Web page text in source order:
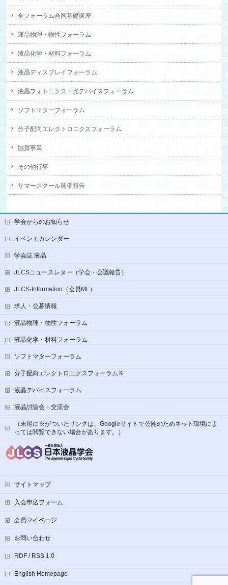
全フォーラム合同基礎講座
液晶物理・物性フォーラム
液晶化学・材料フォーラム
液晶ディスプレイフォーラム
液晶フォトニクス・光デバイスフォーラム
ソフトマターフォーラム
分子配向エレクトロニクスフォーラム
協賛事業
その他行事
サマースクール開催報告
学会からのお知らせ
イベントカレンダー
学会誌 液晶
JLCSニュースレター（学会・会議報告）
JLCS-Information（会員ML）
求人・公募情報
液晶物理・物性フォーラム
液晶化学・材料フォーラム
ソフトマターフォーラム
分子配向エレクトロニクスフォーラム※
液晶デバイスフォーラム
液晶討論会・交流会
（末尾に※がついたリンクは、Googleサイトで公開のためネット環境によ
っては閲覧できない場合があります。）
サイトマップ
入会申込フォーム
会員マイページ
お問い合わせ
RDF / RSS 1.0
English Homepage